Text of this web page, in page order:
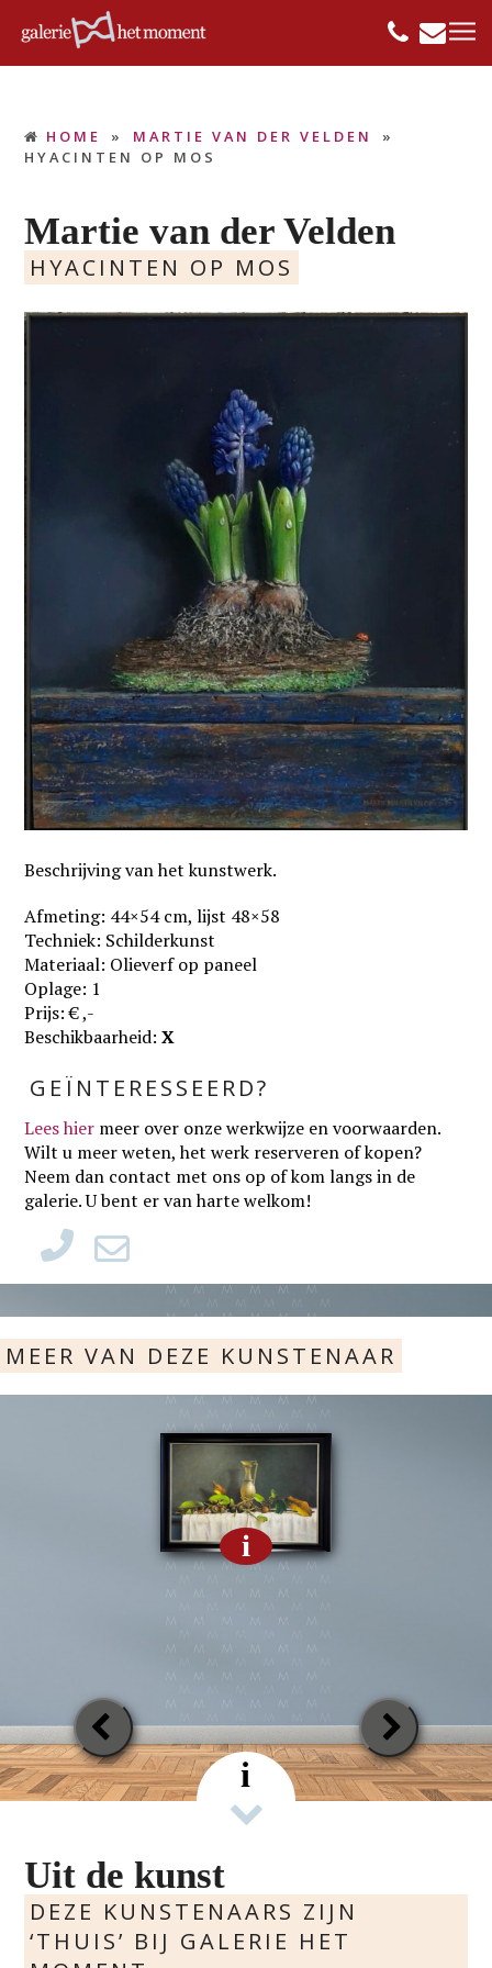
HOME » MARTIE VAN DER VELDEN
»
HYACINTEN OP MOS
Martie van der Velden
HYACINTEN OP MOS
Beschrijving van het kunstwerk.
Afmeting: 44×54 cm, lijst 48×58
Techniek: Schilderkunst
Materiaal: Olieverf op paneel
Oplage: 1
Prijs: € ,-
Beschikbaarheid:X
GEÏNTERESSEERD?
Lees hier meer over onze werkwijze en voorwaarden.
Wilt u meer weten, het werk reserveren of kopen?
Neem dan contact met ons op of kom langs in de
galerie. U bent er van harte welkom!
MEER VAN DEZE KUNSTENAAR
i
Previous
Slide
Next
Slide
i
Uit de kunst
DEZE KUNSTENAARS ZIJN
‘THUIS’ BIJ GALERIE HET